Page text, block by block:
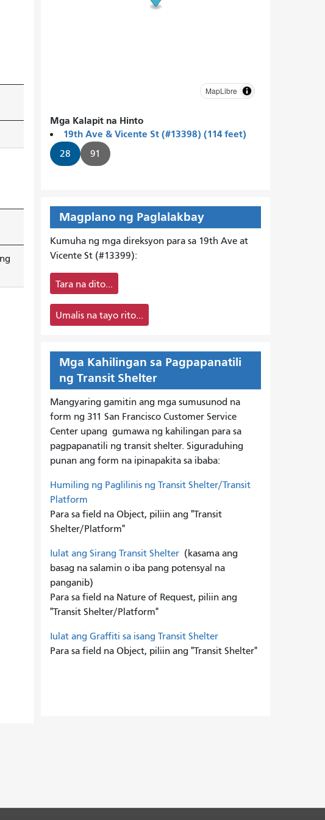
MapLibre
Mga Kalapit na Hinto
19th Ave & Vicente St (#13398) (114 feet)
28 91
Magplano ng Paglalakbay
Kumuha ng mga direksyon para sa 19th Ave at
Vicente St (#13399):
Tara na dito...
Umalis na tayo rito...
Mga Kahilingan sa Pagpapanatili
ng Transit Shelter
Mangyaring gamitin ang mga sumusunod na
form ng 311 San Francisco Customer Service
Center upang gumawa ng kahilingan para sa
pagpapanatili ng transit shelter. Siguraduhing
punan ang form na ipinapakita sa ibaba:
Humiling ng Paglilinis ng Transit Shelter/Transit
Platform
Para sa field na Object, piliin ang "Transit
Shelter/Platform"
Iulat ang Sirang Transit Shelter(kasama ang
basag na salamin o iba pang potensyal na
panganib)
Para sa field na Nature of Request, piliin ang
"Transit Shelter/Platform"
Iulat ang Graffiti sa isang Transit Shelter
Para sa field na Object, piliin ang "Transit Shelter"